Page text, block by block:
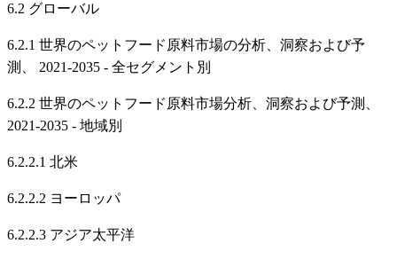
6.2 グローバル
6.2.1 世界のペットフード原料市場の分析、洞察および予
測、 2021-2035 - 全セグメント別
6.2.2 世界のペットフード原料市場分析、洞察および予測、
2021-2035 - 地域別
6.2.2.1 北米
6.2.2.2 ヨーロッパ
6.2.2.3 アジア太平洋